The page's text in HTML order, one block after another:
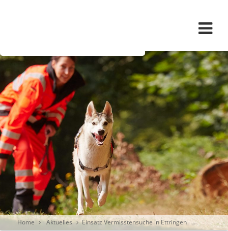
Home Aktuelles Einsatz Vermisstensuche in Ettringen